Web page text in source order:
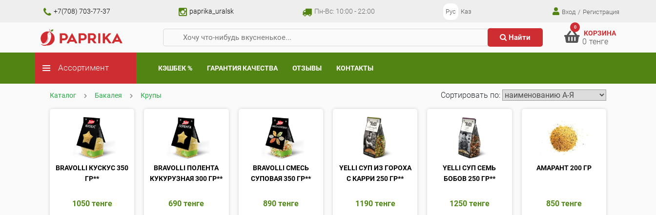
+7(708) 703-77-37 paprika_uralsk Пн-Вс: 10:00 - 22:00 Рус Каз Вход / Регистрация
Найти
0
КОРЗИНА
0 тенге
Ассортимент КЭШБЕК % ГАРАНТИЯ КАЧЕСТВА ОТЗЫВЫ КОНТАКТЫ
Каталог Бакалея Крупы Сортировать по:
BRAVOLLI КУСКУС 350
ГР**
1050 тенге
BRAVOLLI ПОЛЕНТА
КУКУРУЗНАЯ 300 ГР**
690тенге
BRAVOLLI СМЕСЬ
СУПОВАЯ 350 ГР**
890 тенге
YELLI СУП ИЗ ГОРОХА
С КАРРИ 250 ГР**
1190 тенге
YELLI СУП СЕМЬ
БОБОВ 250 ГР**
1250 тенге
АМАРАНТ 200 ГР
850 тенге